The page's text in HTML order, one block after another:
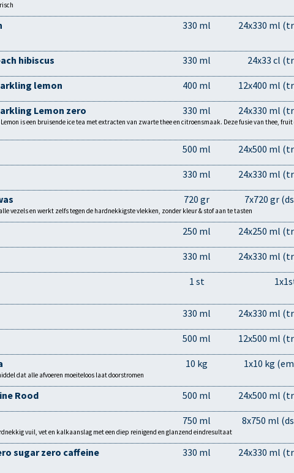
330 ml 24x330 ml
hibiscus 330 ml 24x33 cl
lemon 400 ml 12x400 ml
Lemon zero 330 ml 24x330 ml
is een bruisende ice tea met extracten van zwarte thee en citroensmaak. Deze fusie van thee,
500 ml 24x500 ml
330 ml 24x330 ml
720 gr 7x720 gr
vezels en werkt zelfs tegen de hardnekkigste vlekken, zonder kleur & stof aan te tasten
250 ml 24x250 ml
330 ml 24x330 ml
1 st
330 ml 24x330 ml
500 ml 12x500 ml
10 kg 1x10 kg
dat alle afvoeren moeiteloos laat doorstromen
Rood 500 ml 24x500 ml
750 ml 8x750 ml
vuil, vet en kalkaanslag met een diep reinigend en glanzend eindresultaat
sugar zero caffeine 330 ml 24x330 ml